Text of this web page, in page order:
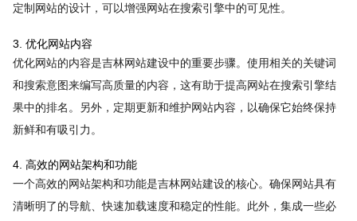
定制网站的设计，可以增强网站在搜索引擎中的可见性。
3. 优化网站内容
优化网站的内容是吉林网站建设中的重要步骤。使用相关的关键词
和搜索意图来编写高质量的内容，这有助于提高网站在搜索引擎结
果中的排名。另外，定期更新和维护网站内容，以确保它始终保持
新鲜和有吸引力。
4. 高效的网站架构和功能
一个高效的网站架构和功能是吉林网站建设的核心。确保网站具有
清晰明了的导航、快速加载速度和稳定的性能。此外，集成一些必